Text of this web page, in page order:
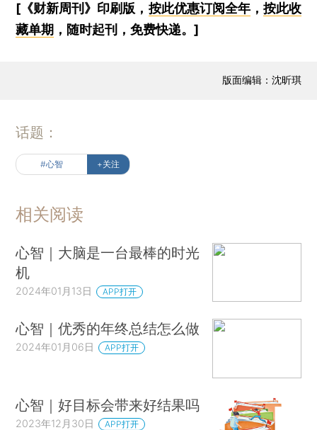
[《财新周刊》印刷版， 按此优惠订阅全年， 按此收
藏单期 ，随时起刊，免费快递。]
版面编辑：沈昕琪
话题：
#心智 +关注
相关阅读
心智｜大脑是一台最棒的时光
机
2024年01月13日 APP打开
心智｜优秀的年终总结怎么做
2024年01月06日 APP打开
心智｜好目标会带来好结果吗
2023年12月30日 APP打开